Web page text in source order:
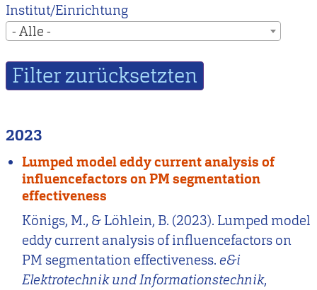
Institut/Einrichtung
- Alle -
2023
Lumped model eddy current analysis of
influencefactors on PM segmentation
effectiveness
Königs, M., & Löhlein, B. (2023). Lumped model
eddy current analysis of influencefactors on
PM segmentation effectiveness.e&i
Elektrotechnik und Informationstechnik,